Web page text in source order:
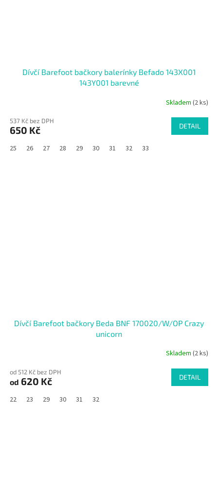
Dívčí Barefoot bačkory balerínky Befado 143X001
143Y001 barevné
Skladem (2 ks)
537 Kč bez DPH
650 Kč DETAIL
25 26 27 28 29 30 31 32 33
Dívčí Barefoot bačkory Beda BNF 170020/W/OP Crazy
unicorn
Skladem (2 ks)
od 512 Kč bez DPH
od 620 Kč DETAIL
22 23 29 30 31 32